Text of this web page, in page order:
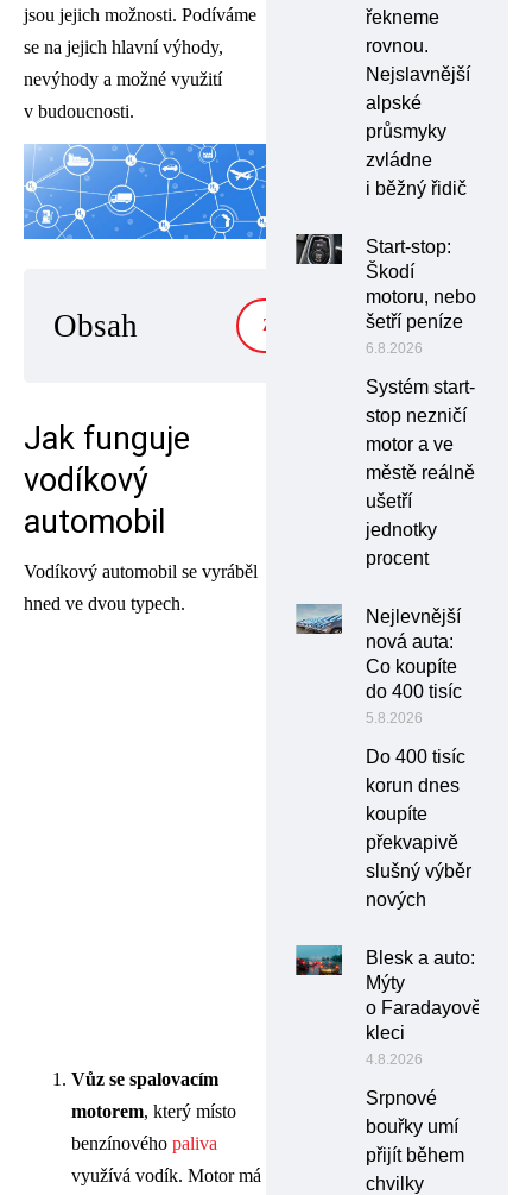
jsou jejich možnosti. Podíváme
se na jejich hlavní výhody,
nevýhody a možné využití
v budoucnosti.
Obsah ZOBRAZIT
Jak funguje
vodíkový
automobil
Vodíkový automobil se vyráběl
hned ve dvou typech.
Vůz se spalovacím
motorem, který místo
benzínového paliva
využívá vodík. Motor má
řekneme
rovnou.
Nejslavnější
alpské
průsmyky
zvládne
i běžný řidič
Start-stop:
Škodí
motoru, nebo
šetří peníze
6.8.2026
Systém start-
stop nezničí
motor a ve
městě reálně
ušetří
jednotky
procent
Nejlevnější
nová auta:
Co koupíte
do 400 tisíc
5.8.2026
Do 400 tisíc
korun dnes
koupíte
překvapivě
slušný výběr
nových
Blesk a auto:
Mýty
o Faradayově
kleci
4.8.2026
Srpnové
bouřky umí
přijít během
chvilky